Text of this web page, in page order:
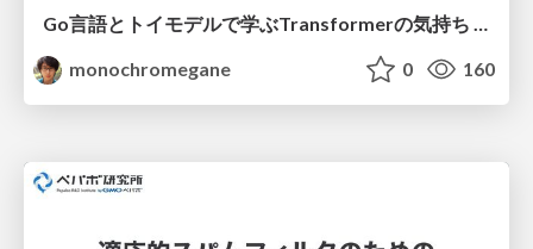
Go言語とトイモデルで学ぶTransformerの気持ち / fukuokago23-transformer
monochromegane
0 160